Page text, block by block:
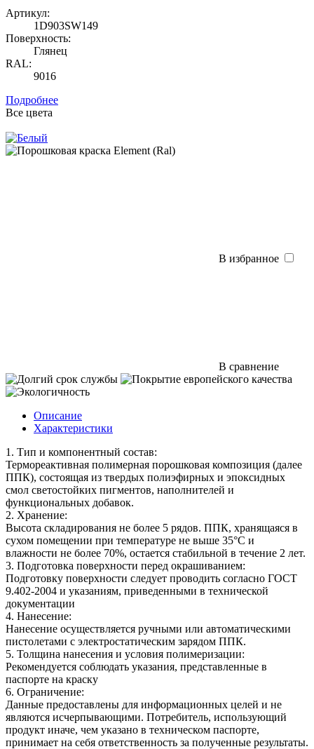
Артикул:
1D903SW149
Поверхность:
Глянец
RAL:
9016
Подробнее
Все цвета
В избранное
В сравнение
Описание
Характеристики
1. Тип и компонентный состав:
Термореактивная полимерная порошковая композиция (далее
ППК), состоящая из твердых полиэфирных и эпоксидных
смол светостойких пигментов, наполнителей и
функциональных добавок.
2. Хранение:
Высота складирования не более 5 рядов. ППК, хранящаяся в
сухом помещении при температуре не выше 35°С и
влажности не более 70%, остается стабильной в течение 2 лет.
3. Подготовка поверхности перед окрашиванием:
Подготовку поверхности следует проводить согласно ГОСТ
9.402-2004 и указаниям, приведенными в технической
документации
4. Нанесение:
Нанесение осуществляется ручными или автоматическими
пистолетами с электростатическим зарядом ППК.
5. Толщина нанесения и условия полимеризации:
Рекомендуется соблюдать указания, представленные в
паспорте на краску
6. Ограничение:
Данные предоставлены для информационных целей и не
являются исчерпывающими. Потребитель, использующий
продукт иначе, чем указано в техническом паспорте,
принимает на себя ответственность за полученные результаты.